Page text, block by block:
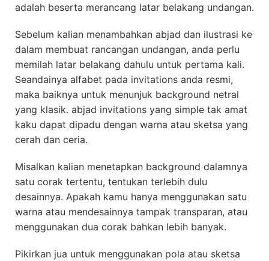
adalah beserta merancang latar belakang undangan.
Sebelum kalian menambahkan abjad dan ilustrasi ke
dalam membuat rancangan undangan, anda perlu
memilah latar belakang dahulu untuk pertama kali.
Seandainya alfabet pada invitations anda resmi,
maka baiknya untuk menunjuk background netral
yang klasik. abjad invitations yang simple tak amat
kaku dapat dipadu dengan warna atau sketsa yang
cerah dan ceria.
Misalkan kalian menetapkan background dalamnya
satu corak tertentu, tentukan terlebih dulu
desainnya. Apakah kamu hanya menggunakan satu
warna atau mendesainnya tampak transparan, atau
menggunakan dua corak bahkan lebih banyak.
Pikirkan jua untuk menggunakan pola atau sketsa